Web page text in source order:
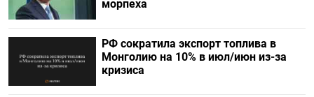
морпеха
РФ сократила экспорт топлива в
Монголию на 10% в июл/июн из-за
кризиса